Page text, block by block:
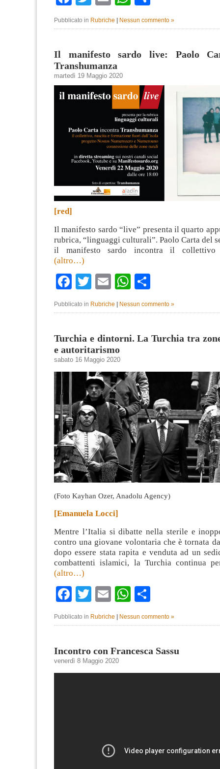
Pubblicato in Rubriche Nessun commento »
Il manifesto sardo live: Paolo
Transhumanza
martedì 19 Maggio 2020
[red]
Il manifesto sardo “live” presenta il quarto
rubrica, “linguaggi culturali”. Paolo Carta del
il manifesto sardo incontra il
(altro…)
Facebook
TwitterEmailWhatsApp
Pubblicato in Rubriche Nessun commento »
Turchia e dintorni. La Turchia tra
e autoritarismo
sabato 16 Maggio 2020
(Foto Kayhan Ozer, Anadolu Agency)
[Emanuela Locci]
Mentre l’Italia si dibatte nella sterile e
contro una giovane volontaria che è tornata
dopo essere stata rapita e venduta ad un
combattenti islamici, la Turchia continua
(altro…)
Facebook
TwitterEmailWhatsApp
Pubblicato in Rubriche | Nessun commento »
Incontro con Francesca Sassu
venerdì 8 Maggio 2020